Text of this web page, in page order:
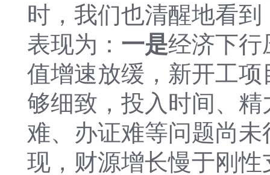
时，我们也清醒地看
表现为： 一是经济下行
值增速放缓，新开工
够细致，投入时间、精
难、办证难等问题尚
现，财源增长慢于刚性